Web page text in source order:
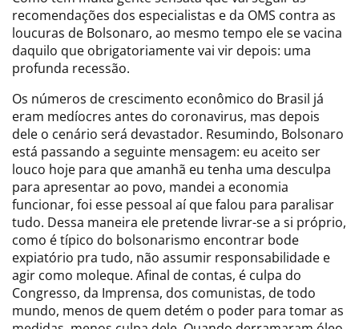
recomendações dos especialistas e da OMS contra as
loucuras de Bolsonaro, ao mesmo tempo ele se vacina
daquilo que obrigatoriamente vai vir depois: uma
profunda recessão.
Os números de crescimento econômico do Brasil já
eram medíocres antes do coronavirus, mas depois
dele o cenário será devastador. Resumindo, Bolsonaro
está passando a seguinte mensagem: eu aceito ser
louco hoje para que amanhã eu tenha uma desculpa
para apresentar ao povo, mandei a economia
funcionar, foi esse pessoal aí que falou para paralisar
tudo. Dessa maneira ele pretende livrar-se a si próprio,
como é típico do bolsonarismo encontrar bode
expiatório pra tudo, não assumir responsabilidade e
agir como moleque. Afinal de contas, é culpa do
Congresso, da Imprensa, dos comunistas, de todo
mundo, menos de quem detém o poder para tomar as